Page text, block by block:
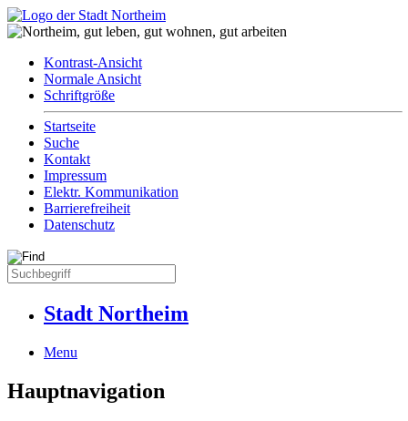
Kontrast-Ansicht
Normale Ansicht
Schriftgröße
Startseite
Suche
Kontakt
Impressum
Elektr. Kommunikation
Barrierefreiheit
Datenschutz
Stadt Northeim
Menu
Hauptnavigation